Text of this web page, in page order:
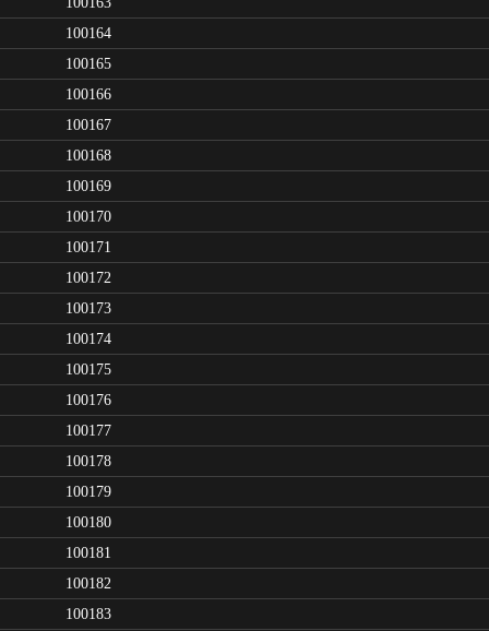
100164
100165
100166
100167
100168
100169
100170
100171
100172
100173
100174
100175
100176
100177
100178
100179
100180
100181
100182
100183